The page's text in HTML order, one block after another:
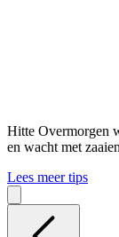
Hitte Overmorgen
en wacht met
Lees meer tips